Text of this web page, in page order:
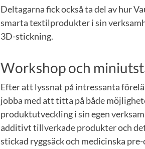
Deltagarna fick också ta del av hur
smarta textilprodukter i sin
3D-stickning.
Workshop och
Efter att lyssnat på intressanta
jobba med att titta på både
produktutveckling i sin egen
additivt tillverkade produkter och
stickad ryggsäck och medicinska